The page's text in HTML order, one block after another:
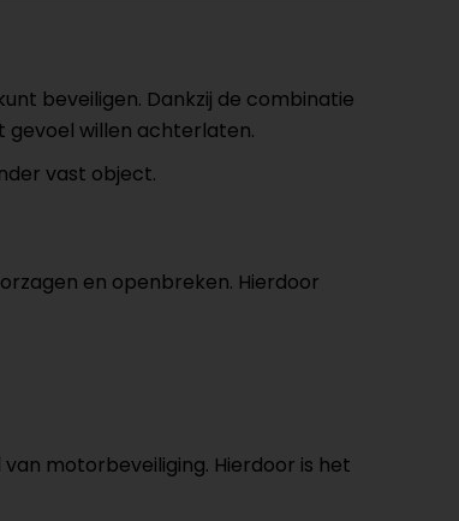
beveiligen. Dankzij de combinatie
gevoel willen achterlaten.
vast object.
en openbreken. Hierdoor
motorbeveiliging. Hierdoor is het